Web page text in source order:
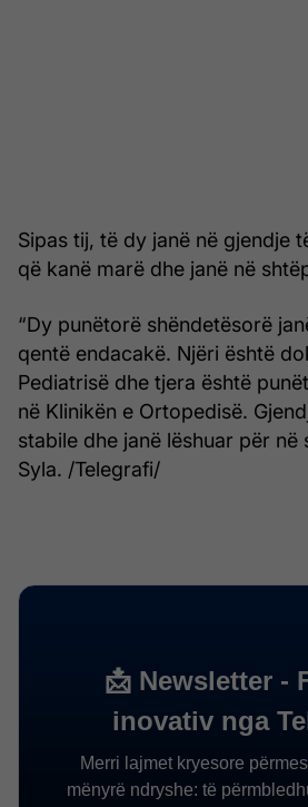
Sipas tij, të dy janë në gjendje
që kanë marë dhe janë në
“Dy punëtorë shëndetësorë
qentë endacakë. Njëri është
Pediatrisë dhe tjera është
në Klinikën e Ortopedisë.
stabile dhe janë lëshuar për në
Syla. /Telegrafi/